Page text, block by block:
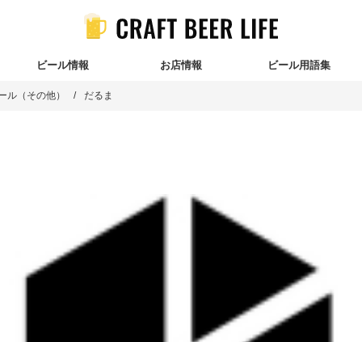
ビール情報 お店情報 ビール用語集
ル（その他） だるま